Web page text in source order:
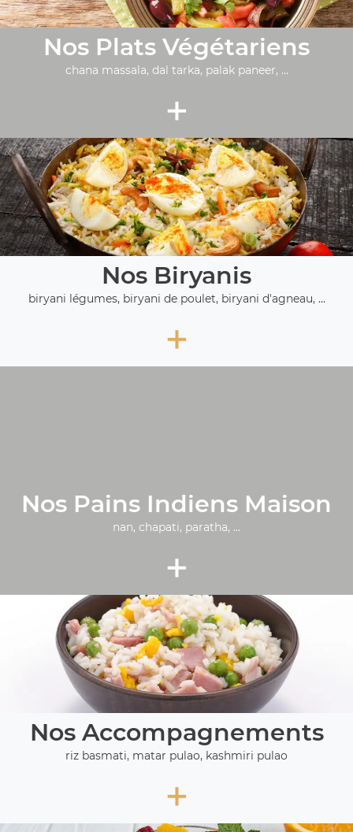
Nos Plats Végétariens
chana massala, dal tarka, palak paneer, ...
+
Nos Biryanis
biryani légumes, biryani de poulet, biryani d'agneau, ...
+
Nos Pains Indiens Maison
nan, chapati, paratha, ...
+
Nos Accompagnements
riz basmati, matar pulao, kashmiri pulao
+